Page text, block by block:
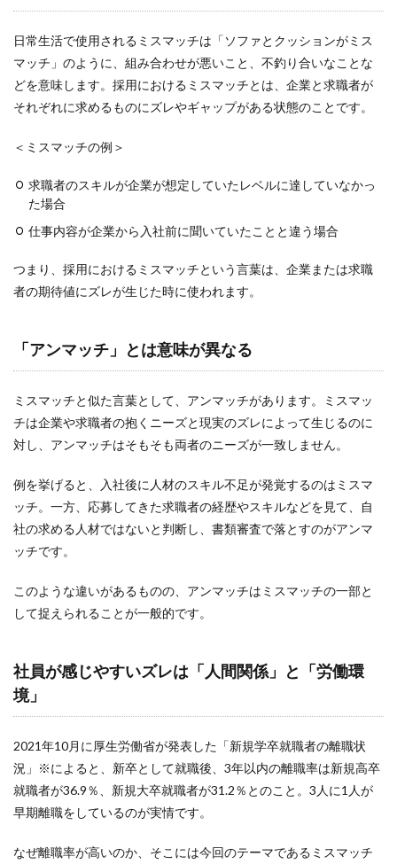
日常生活で使用されるミスマッチは「ソファとクッションがミス
マッチ」のように、組み合わせが悪いこと、不釣り合いなことな
どを意味します。採用におけるミスマッチとは、企業と求職者が
それぞれに求めるものにズレやギャップがある状態のことです。
＜ミスマッチの例＞
求職者のスキルが企業が想定していたレベルに達していなかっ
た場合
仕事内容が企業から入社前に聞いていたことと違う場合
つまり、採用におけるミスマッチという言葉は、企業または求職
者の期待値にズレが生じた時に使われます。
「アンマッチ」とは意味が異なる
ミスマッチと似た言葉として、アンマッチがあります。ミスマッ
チは企業や求職者の抱くニーズと現実のズレによって生じるのに
対し、アンマッチはそもそも両者のニーズが一致しません。
例を挙げると、入社後に人材のスキル不足が発覚するのはミスマ
ッチ。一方、応募してきた求職者の経歴やスキルなどを見て、自
社の求める人材ではないと判断し、書類審査で落とすのがアンマ
ッチです。
このような違いがあるものの、アンマッチはミスマッチの一部と
して捉えられることが一般的です。
社員が感じやすいズレは「人間関係」と「労働環
境」
2021年10月に厚生労働省が発表した「新規学卒就職者の離職状
況」※によると、新卒として就職後、3年以内の離職率は新規高卒
就職者が36.9％、新規大卒就職者が31.2％とのこと。3人に1人が
早期離職をしているのが実情です。
なぜ離職率が高いのか、そこには今回のテーマであるミスマッチ
エンジニア
インターンシップ
Word
タイトル
Wantedly運用代行
Wantedly導入
Wantedly
Twitter
PREP法
ストーリー
ダイレクトスカウト
プレミアムプラン
メリット
ミッション
まとめ
マインドセット
ポートフォリオ
フレームワーク
ダイレクトリクルーティング
フリーランス
プラン